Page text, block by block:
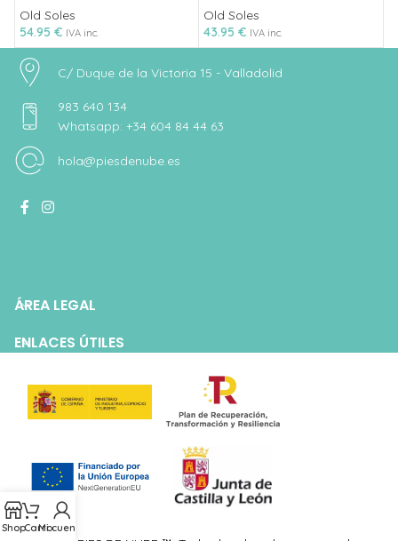
Old Soles
54.95 € IVA inc.
Old Soles
43.95 € IVA inc.
C/ Duque de la Victoria 15 - Valladolid
983 640 134
Whatsapp: +34 604 84 44 63
hola@piesdenube.es
ÁREA LEGAL
ENLACES ÚTILES
© 2026 PIES DE NUBE ™. Todos los derechos reservados.
ShopCarroMi cuenta